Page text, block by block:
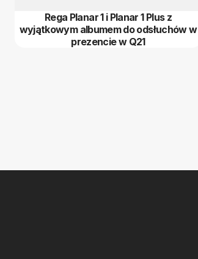
Rega Planar 1 i Planar 1 Plus z
wyjątkowym albumem do odsłuchów w
prezencie w Q21